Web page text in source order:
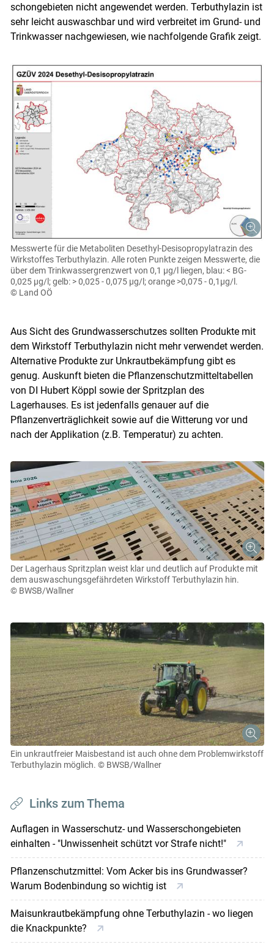
schongebieten nicht angewendet werden. Terbuthylazin ist
sehr leicht auswaschbar und wird verbreitet im Grund- und
Trinkwasser nachgewiesen, wie nachfolgende Grafik zeigt.
Messwerte für die Metaboliten Desethyl-Desisopropylatrazin des
Wirkstoffes Terbuthylazin. Alle roten Punkte zeigen Messwerte, die
über dem Trinkwassergrenzwert von 0,1 µg/l liegen, blau: < BG-
0,025 µg/l; gelb: > 0,025 - 0,075 µg/l; orange >0,075 - 0,1µg/l.
© Land OÖ
Aus Sicht des Grundwasserschutzes sollten Produkte mit
dem Wirkstoff Terbuthylazin nicht mehr verwendet werden.
Alternative Produkte zur Unkrautbekämpfung gibt es
genug. Auskunft bieten die Pflanzenschutzmitteltabellen
von DI Hubert Köppl sowie der Spritzplan des
Lagerhauses. Es ist jedenfalls genauer auf die
Pflanzenverträglichkeit sowie auf die Witterung vor und
nach der Applikation (z.B. Temperatur) zu achten.
Der Lagerhaus Spritzplan weist klar und deutlich auf Produkte mit
dem auswaschungsgefährdeten Wirkstoff Terbuthylazin hin.
© BWSB/Wallner
Ein unkrautfreier Maisbestand ist auch ohne dem Problemwirkstoff
Terbuthylazin möglich. © BWSB/Wallner
Links zum Thema
Auflagen in Wasserschutz- und Wasserschongebieten
einhalten - "Unwissenheit schützt vor Strafe nicht!"
Pflanzenschutzmittel: Vom Acker bis ins Grundwasser?
Warum Bodenbindung so wichtig ist
Maisunkrautbekämpfung ohne Terbuthylazin - wo liegen
die Knackpunkte?